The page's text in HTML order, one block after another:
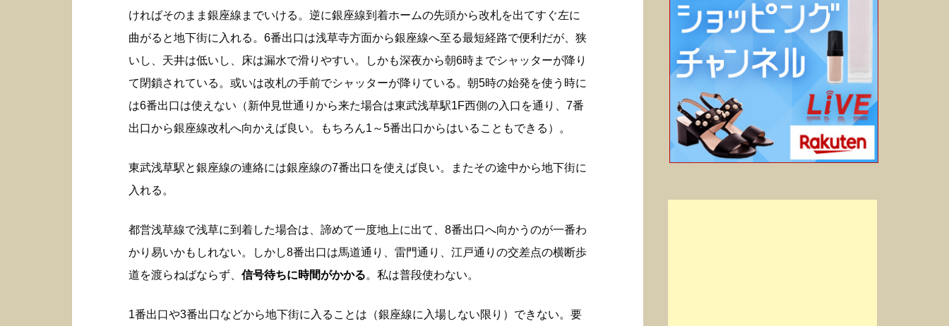
ければそのまま銀座線までいける。逆に銀座線到着ホームの先頭から改札を出てすぐ左に
曲がると地下街に入れる。6番出口は浅草寺方面から銀座線へ至る最短経路で便利だが、狭
いし、天井は低いし、床は漏水で滑りやすい。しかも深夜から朝6時までシャッターが降り
て閉鎖されている。或いは改札の手前でシャッターが降りている。朝5時の始発を使う時に
は6番出口は使えない（新仲見世通りから来た場合は東武浅草駅1F西側の入口を通り、7番
出口から銀座線改札へ向かえば良い。もちろん1～5番出口からはいることもできる）。
東武浅草駅と銀座線の連絡には銀座線の7番出口を使えば良い。またその途中から地下街に
入れる。
都営浅草線で浅草に到着した場合は、諦めて一度地上に出て、8番出口へ向かうのが一番わ
かり易いかもしれない。しかし8番出口は馬道通り、雷門通り、江戸通りの交差点の横断歩
道を渡らねばならず、 信号待ちに時間がかかる。私は普段使わない。
1番出口や3番出口などから地下街に入ることは（銀座線に入場しない限り）できない。要